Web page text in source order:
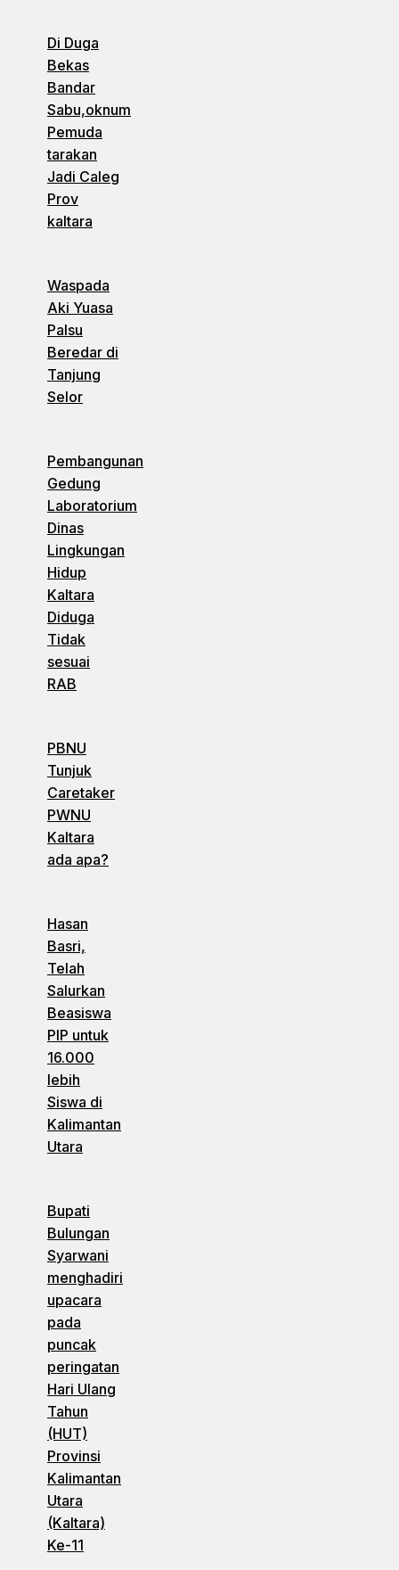
Di Duga
Bekas
Bandar
Sabu,oknum
Pemuda
tarakan
Jadi Caleg
Prov
kaltara
Waspada
Aki Yuasa
Palsu
Beredar di
Tanjung
Selor
Pembangunan
Gedung
Laboratorium
Dinas
Lingkungan
Hidup
Kaltara
Diduga
Tidak
sesuai
RAB
PBNU
Tunjuk
Caretaker
PWNU
Kaltara
ada apa?
Hasan
Basri,
Telah
Salurkan
Beasiswa
PIP untuk
16.000
lebih
Siswa di
Kalimantan
Utara
Bupati
Bulungan
Syarwani
menghadiri
upacara
pada
puncak
peringatan
Hari Ulang
Tahun
(HUT)
Provinsi
Kalimantan
Utara
(Kaltara)
Ke-11